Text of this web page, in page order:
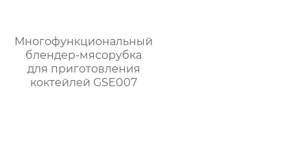
Многофункциональный
блендер-мясорубка
для приготовления
коктейлей GSE007